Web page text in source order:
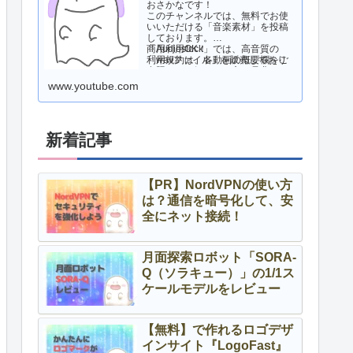
おさかなです！
このチャンネルでは、無料でお使
いいただける「音楽素材」を投稿
しております。
商用利用OK！
利用規約は、各動画の概要欄をご
「Audiostock」では、高音質の
「wavファイル」を販売しており
www.youtube.com
新着記事
【PR】NordVPNの使い方
は？通信を暗号化して、安
全にネット接続！
月面探索ロボット「SORA-
Q（ソラキュー）」の1/1ス
ケールモデルをレビュー
【無料】で作れるロゴデザ
インサイト『LogoFast』